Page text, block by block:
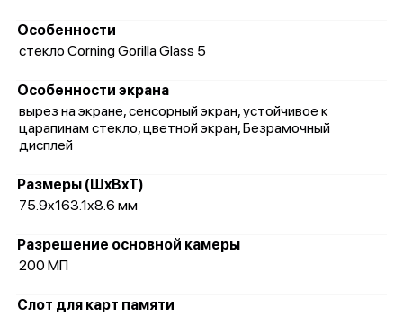
Особенности
стекло Corning Gorilla Glass 5
Особенности экрана
вырез на экране, сенсорный экран, устойчивое к
царапинам стекло, цветной экран, Безрамочный
дисплей
Размеры (ШxВxТ)
75.9x163.1x8.6 мм
Разрешение основной камеры
200 МП
Слот для карт памяти